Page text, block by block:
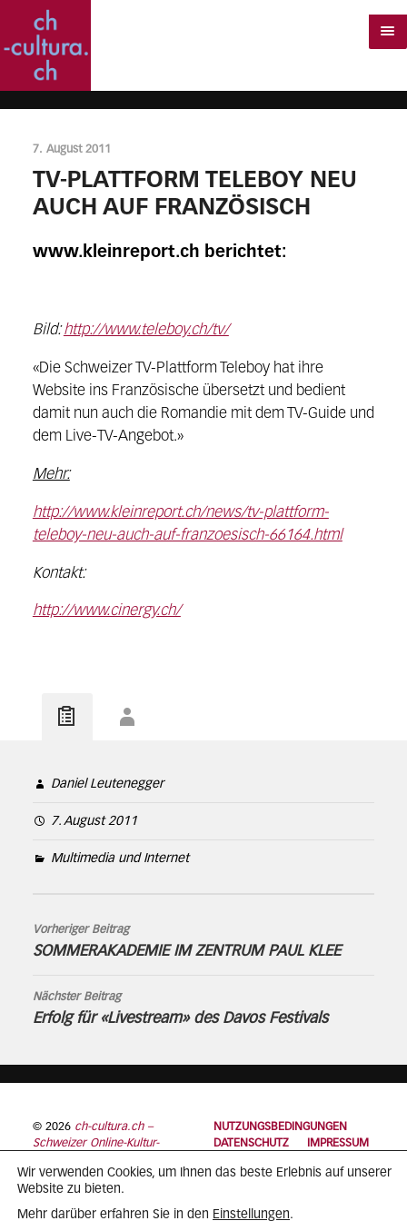
7. August 2011
TV-PLATTFORM TELEBOY NEU
AUCH AUF FRANZÖSISCH
www.kleinreport.ch berichtet:
Bild:http://www.teleboy.ch/tv/
«Die Schweizer TV-Plattform Teleboy hat ihre
Website ins Französische übersetzt und bedient
damit nun auch die Romandie mit dem TV-Guide und
dem Live-TV-Angebot.»
Mehr:
http://www.kleinreport.ch/news/tv-plattform-
teleboy-neu-auch-auf-franzoesisch-66164.html
Kontakt:
http://www.cinergy.ch/
Daniel Leutenegger
7. August 2011
Multimedia und Internet
Vorheriger Beitrag
SOMMERAKADEMIE IM ZENTRUM PAUL KLEE
Nächster Beitrag
Erfolg für «Livestream» des Davos Festivals
© 2026 ch-cultura.ch –
Schweizer Online-Kultur-
NUTZUNGSBEDINGUNGEN
DATENSCHUTZ
IMPRESSUM
Wir verwenden Cookies, um Ihnen das beste Erlebnis auf unserer
Website zu bieten.
Mehr darüber erfahren Sie in den Einstellungen.